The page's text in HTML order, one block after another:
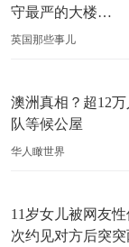
守最严的大楼…
英国那些事儿
澳洲真相？超12
队等候公屋
华人瞰世界
11岁女儿被网友
次约见对方后突